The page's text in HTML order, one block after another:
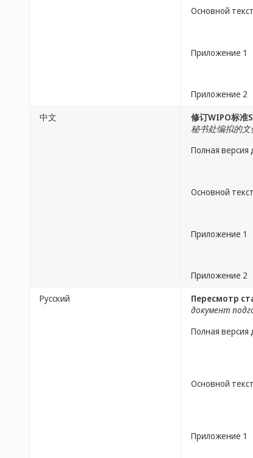
Основной
Приложение 1
Приложение 2
中文
修订WIPO标准
秘书处编拟的文
Полная версия
Основной
Приложение 1
Приложение 2
Русский
Пересмотр
документ
Полная версия
Основной
Приложение 1